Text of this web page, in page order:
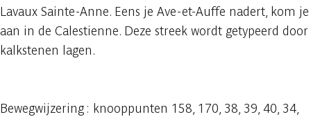
Lavaux Sainte-Anne. Eens je Ave-et-Auffe nadert, kom je
aan in de Calestienne. Deze streek wordt getypeerd door
kalkstenen lagen.
Bewegwijzering : knooppunten 158, 170, 38, 39, 40, 34,